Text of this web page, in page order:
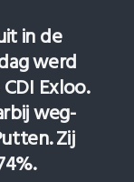
in de
werd
Exloo.
weg­
Zij